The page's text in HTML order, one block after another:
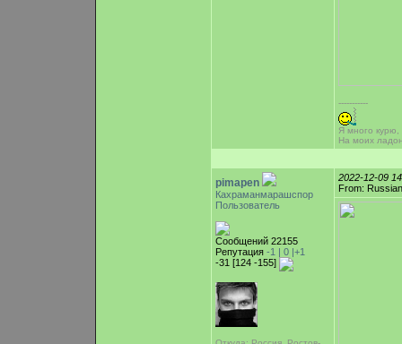
-----------
Я много курю,
На моих
pimapen
Кахраманмарашспор
Пользователь
Сообщений 22155
Репутация -1 | 0 |+1
-31 [124 -155]
2022-12-09
From: